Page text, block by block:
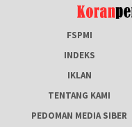
FSPMI
INDEKS
IKLAN
TENTANG KAMI
PEDOMAN MEDIA SIBER